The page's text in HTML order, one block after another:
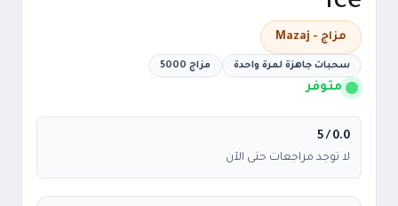
مزاج - Mazaj
سحبات جاهزة لمرة واحدة مزاج 5000
متوفر
0.0
/ 5
لا توجد مراجعات حتى الآن